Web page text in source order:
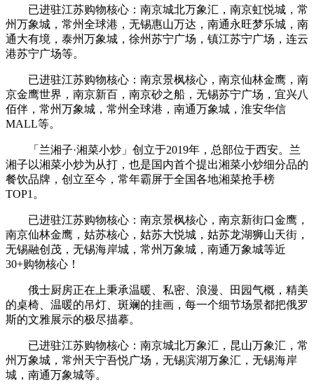
已进驻江苏购物核心：南京城北万象汇，南京虹悦城，常
州万象城，常州全球港，无锡惠山万达，南通永旺梦乐城，南
通大有境，泰州万象城，徐州苏宁广场，镇江苏宁广场，连云
港苏宁广场等。
已进驻江苏购物核心：南京景枫核心，南京仙林金鹰，南
京金鹰世界，南京新百，南京砂之船，无锡苏宁广场，宜兴八
佰伴，常州万象城，常州全球港，南通万象城，淮安华信
MALL等。
「兰湘子·湘菜小炒」创立于2019年，总部位于西安。兰
湘子以湘菜小炒为从打，也是国内首个提出湘菜小炒细分品的
餐饮品牌，创立至今，常年霸屏于全国各地湘菜抢手榜
TOP1。
已进驻江苏购物核心：南京景枫核心，南京新街口金鹰，
南京仙林金鹰，姑苏核心，姑苏大悦城，姑苏龙湖狮山天街，
无锡融创茂，无锡海岸城，常州万象城，南通万象城等近
30+购物核心！
俄士厨房正在上秉承温暖、私密、浪漫、田园气概，精美
的桌椅、温暖的吊灯、斑斓的挂画，每一个细节场景都把俄罗
斯的文雅展示的极尽描摹。
已进驻江苏购物核心：南京城北万象汇，昆山万象汇，常
州万象城，常州天宁吾悦广场，无锡滨湖万象汇，无锡海岸
城，南通万象城等。